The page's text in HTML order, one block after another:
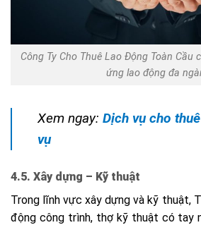
Công Ty Cho Thuê Lao Động Toàn Cầu
ứng lao động đa
Xem ngay: Dịch vụ cho
vụ
4.5. Xây dựng – Kỹ thuật
Trong lĩnh vực xây dựng và kỹ thuật,
động công trình, thợ kỹ thuật có tay